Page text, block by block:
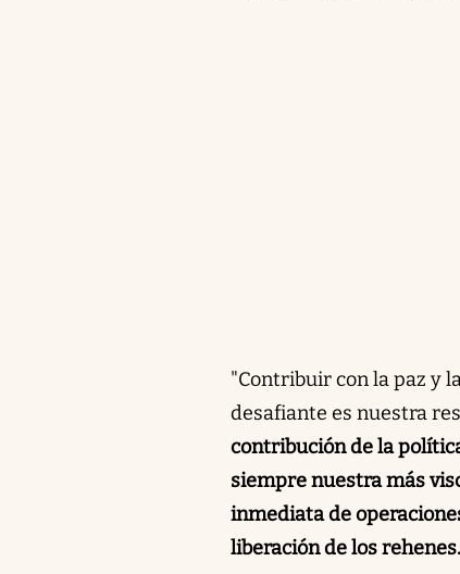
"Contribuir con la paz y
desafiante es nuestra
contribución de la
siempre nuestra más
inmediata de
liberación de los rehenes.